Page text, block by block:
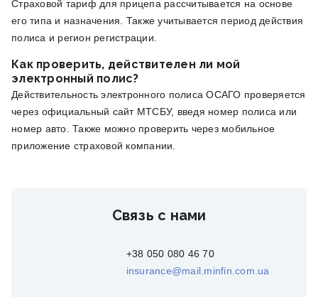
Страховой тариф для прицепа рассчитывается на основе
его типа и назначения. Также учитывается период действия
полиса и регион регистрации.
Как проверить, действителен ли мой
электронный полис?
Действительность электронного полиса ОСАГО проверяется
через официальный сайт МТСБУ, введя номер полиса или
номер авто. Также можно проверить через мобильное
приложение страховой компании.
Связь с нами
+38 050 080 46 70
insurance@mail.minfin.com.ua